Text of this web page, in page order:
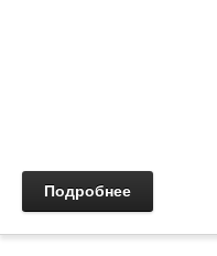
Подробнее